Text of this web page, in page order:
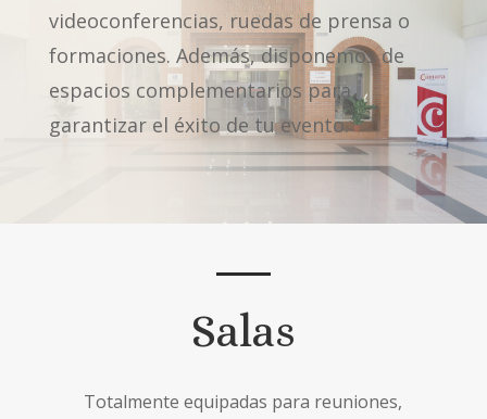
videoconferencias, ruedas de prensa o
formaciones. Además, disponemos de
espacios complementarios para
garantizar el éxito de tu evento.
Salas
Totalmente equipadas para reuniones,